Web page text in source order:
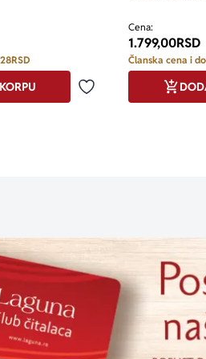
RSD
Dodaj u omiljene
Cena:
1.799,00RSD
Članska cena i